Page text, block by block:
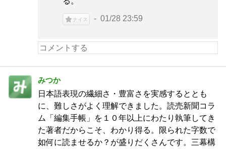
ナイス 01/28 23:59
みつか
日本語表現の繊細さ・豊富さを実感するととも
に、難しさがよく理解できました。読売新聞コラ
ム「編集手帳」を１０年以上にわたり執筆してき
た著者だからこそ、わかり得る。限られた字数で
如何に読ませるか？が盛りだくさんです。三幕構